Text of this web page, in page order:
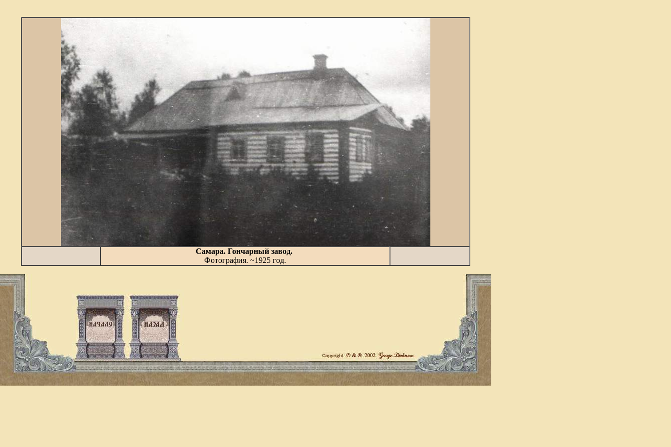
Самара. Гончарный завод.
Фотография. ~1925 год.